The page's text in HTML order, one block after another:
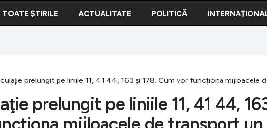
TOATE ȘTIRILE ACTUALITATE POLITICĂ
prelungit pe liniile 11, 41 44, 163 și 178. Cum vor funcționa mijloacele
prelungit pe liniile 11, 41 44,